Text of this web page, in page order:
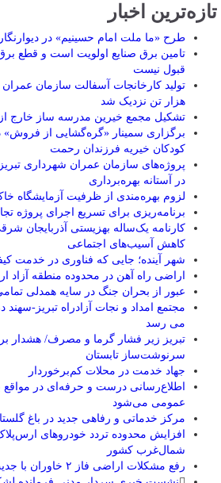
تازه‌ترین اخبار
طرح «ما ملت امام حسینیم» در
تامین برق صنایع اولویت است و قطع
قبول نیست
هزار تن نزدیک شد
تشکیل مجمع خیرین مدرسه ‌ساز خارج از
برگزاری سمینار «گره‌گشایی از فروش»
کودکان خیریه فرزندان رحمت
پروژه‌های سازمان عمران شهرداری
در آستانه بهره‌برداری
لزوم بهره‌مندی از ظرفیت آزمایشگاه
برنامه‌ریزی برای تسریع اجرای پروژه
کارنامه یک‌ساله بهزیستی آذربایجان
کاهش آسیب‌های اجتماعی
شهر آینده؛ جایی که فناوری در خدمت
اراضی راه آهن در محدوده منطقه
عبور از بحران جنگ در سایه همدلی
مجتمع امداد و نجات آزادراه تبریز-سهند
می‌ رسد
تبریز زیر فشار گرما و مصرف/ هشدار
سرنوشت‌ساز تابستان
جهاد خدمت در محلات کم‌برخوردار
اطلاع‌رسانی درست و حرفه‌ای در مواقع
عمومی می‌شود
مرکز خدماتی و رفاهی جدید در باغ
افزایش محدوده تردد خودروهای
شمال‌غرب کشور
رفع مشکلات اراضی فاز ۲ خاوران با جدیت دنبال می‌شود